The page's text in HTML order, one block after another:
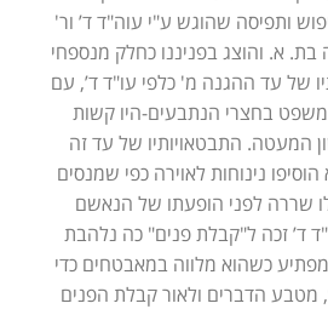
3 לדו"ח חיפוש ותפיסה שהוגש ע"י עוה"ד ד’ ור'
א. והוצג בפניננו כחלק מנספחי
של עד ההגנה מ' כלפי עו"ד ד’, עם
בחצרי הנתבעים-היו קשות
המעטה. התבטאויותיו של עד זה
נינוחות לאוירה כפי שמנסים
שררה לפני הופעתו של הנאשם
ד’ זכה ל"קבלת פנים" כה נלהבת
כשהוא מלווה במאבטחים כדי
מטבע הדברים ולאור קבלת הפנים